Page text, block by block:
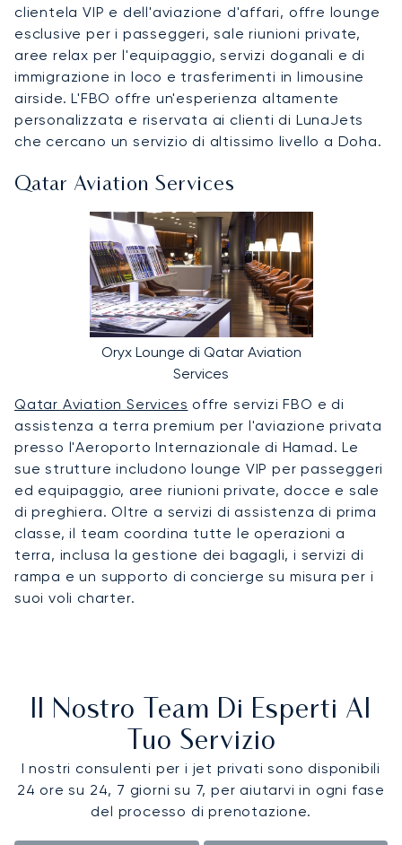
clientela VIP e dell'aviazione d'affari, offre lounge
esclusive per i passeggeri, sale riunioni private,
aree relax per l'equipaggio, servizi doganali e di
immigrazione in loco e trasferimenti in limousine
airside. L'FBO offre un'esperienza altamente
personalizzata e riservata ai clienti di LunaJets
che cercano un servizio di altissimo livello a Doha.
Qatar Aviation Services
Oryx Lounge di Qatar Aviation
Services
Qatar Aviation Services offre servizi FBO e di
assistenza a terra premium per l'aviazione privata
presso l'Aeroporto Internazionale di Hamad. Le
sue strutture includono lounge VIP per passeggeri
ed equipaggio, aree riunioni private, docce e sale
di preghiera. Oltre a servizi di assistenza di prima
classe, il team coordina tutte le operazioni a
terra, inclusa la gestione dei bagagli, i servizi di
rampa e un supporto di concierge su misura per i
suoi voli charter.
Il Nostro Team Di Esperti Al
Tuo Servizio
I nostri consulenti per i jet privati sono disponibili
24 ore su 24, 7 giorni su 7, per aiutarvi in ogni fase
del processo di prenotazione.